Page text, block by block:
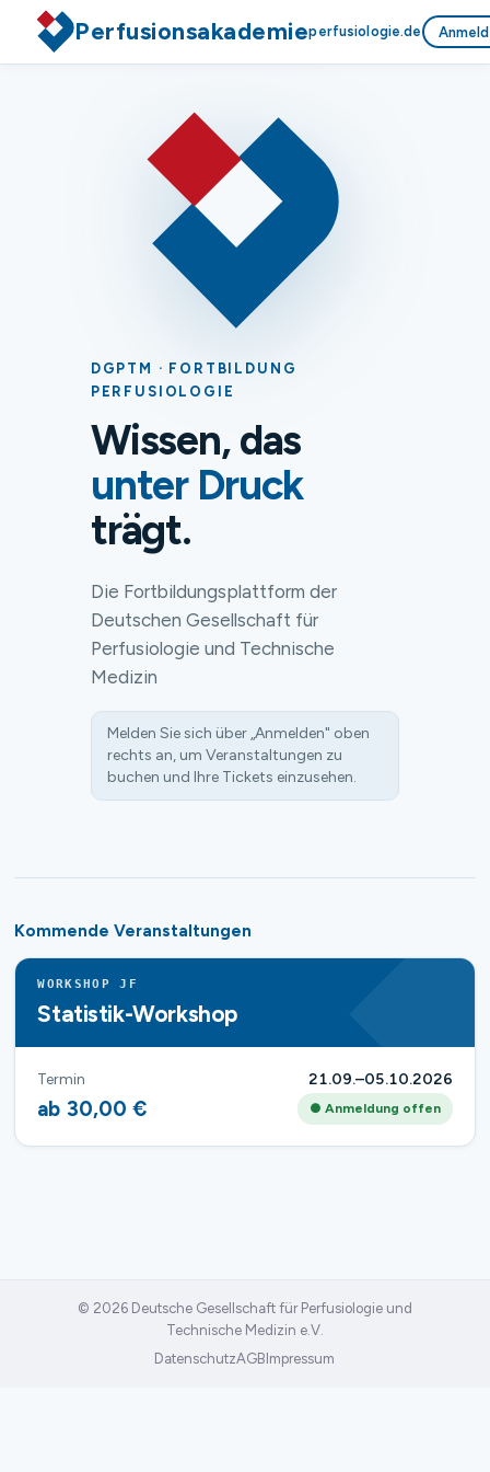
Perfusionsakademieperfusiologie.de
DGPTM · FORTBILDUNG
PERFUSIOLOGIE
Wissen, das
unter Druck
trägt.
Die Fortbildungsplattform der
Deutschen Gesellschaft für
Perfusiologie und Technische
Medizin
Melden Sie sich über „Anmelden" oben
rechts an, um Veranstaltungen zu
buchen und Ihre Tickets einzusehen.
Kommende Veranstaltungen
WORKSHOP JF
Statistik-Workshop
Termin 21.09.–05.10.2026
ab 30,00 € ● Anmeldung offen
© 2026 Deutsche Gesellschaft für Perfusiologie und
Technische Medizin e.V.
DatenschutzAGB Impressum